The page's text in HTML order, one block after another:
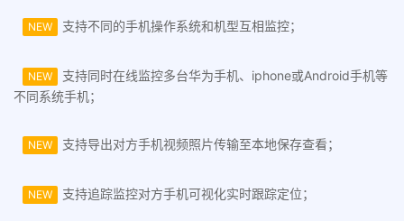
NEW 支持不同的手机操作系统和机型互相监控；
NEW
支持同时在线监控多台华为手机、iphone或Android手机等
不同系统手机；
NEW 支持导出对方手机视频照片传输至本地保存查看；
NEW 支持追踪监控对方手机可视化实时跟踪定位；